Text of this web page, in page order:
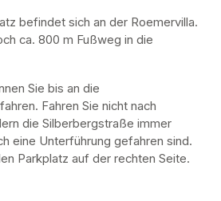
befindet sich an der Roemervilla.
ca. 800 m Fußweg in die
Sie bis an die
Fahren Sie nicht nach
die Silberbergstraße immer
eine Unterführung gefahren sind.
Parkplatz auf der rechten Seite.